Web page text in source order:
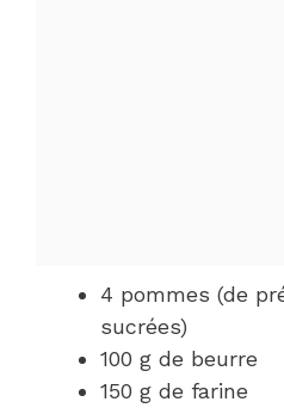
4 pommes (de
sucrées)
100 g de beurre
150 g de farine